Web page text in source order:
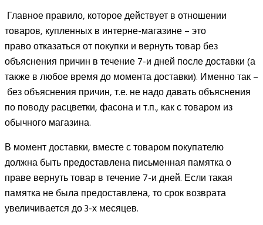
Главное правило, которое действует в отношении
товаров, купленных в интерне-магазине – это
право отказаться от покупки и вернуть товар без
объяснения причин в течение 7-и дней после доставки (а
также в любое время до момента доставки). Именно так –
без объяснения причин, т.е. не надо давать объяснения
по поводу расцветки, фасона и т.п., как с товаром из
обычного магазина.
В момент доставки, вместе с товаром покупателю
должна быть предоставлена письменная памятка о
праве вернуть товар в течение 7-и дней. Если такая
памятка не была предоставлена, то срок возврата
увеличивается до 3-х месяцев.